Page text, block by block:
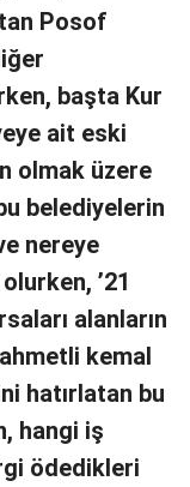
Posof
başta Kur
ait eski
olmak üzere
belediyelerin
nereye
’21
alanların
kemal
hatırlatan bu
hangi iş
ödedikleri